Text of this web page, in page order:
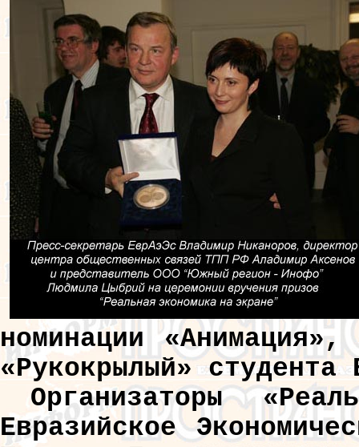
номинации
«Рукокрылый»
Организаторы
Евразийское